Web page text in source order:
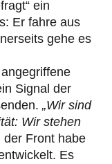
ein
Er fahre aus
gehe es
Signal der
„Wir sind
Wir stehen
der Front habe
Es